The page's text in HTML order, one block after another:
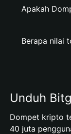
Apakah
Berapa nilai
Unduh
Dompet kripto
40 juta